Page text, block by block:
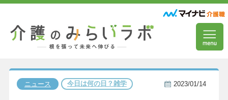
ニュース 今日は何の日？雑学 2023/01/14